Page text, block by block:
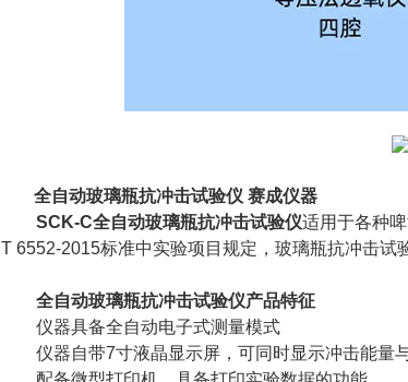
全自动玻璃瓶抗冲击试验仪 赛成仪器
SCK-C全自动玻璃瓶抗冲击试验仪适用于各种
T 6552-2015标准中实验项目规定，玻璃瓶抗冲击试
全自动玻璃瓶抗冲击试验仪产品特征
仪器具备全自动电子式测量模式
仪器自带7寸液晶显示屏，可同时显示冲击能量